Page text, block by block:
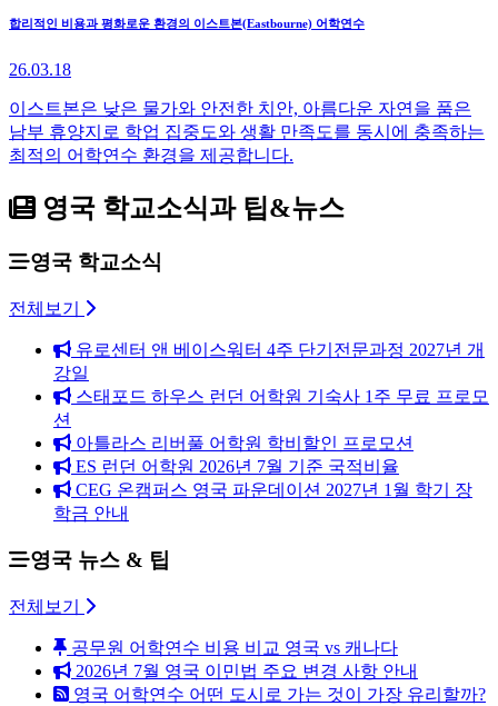
합리적인 비용과 평화로운 환경의 이스트본(Eastbourne) 어학연수
26.03.18
이스트본은 낮은 물가와 안전한 치안, 아름다운 자연을 품은
남부 휴양지로 학업 집중도와 생활 만족도를 동시에 충족하는
최적의 어학연수 환경을 제공합니다.
영국 학교소식과 팁&뉴스
영국 학교소식
전체보기
유로센터 앤 베이스워터 4주 단기전문과정 2027년 개
강일
스태포드 하우스 런던 어학원 기숙사 1주 무료 프로모
션
아틀라스 리버풀 어학원 학비할인 프로모션
ES 런던 어학원 2026년 7월 기준 국적비율
CEG 온캠퍼스 영국 파운데이션 2027년 1월 학기 장
학금 안내
영국 뉴스 & 팁
전체보기
공무원 어학연수 비용 비교 영국 vs 캐나다
2026년 7월 영국 이민법 주요 변경 사항 안내
영국 어학연수 어떤 도시로 가는 것이 가장 유리할까?